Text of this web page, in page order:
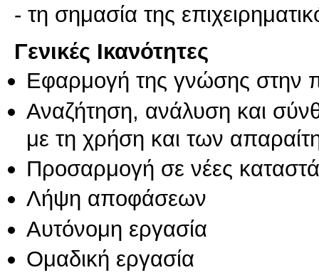
- τη σημασία της
Γενικές Ικανότητες
Εφαρμογή της γνώσης στην
Αναζήτηση, ανάλυση και
με τη χρήση και των
Προσαρμογή σε νέες
Λήψη αποφάσεων
Αυτόνομη εργασία
Ομαδική εργασία